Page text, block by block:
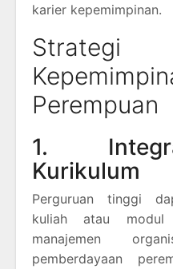
karier kepemimpinan.
Strategi
Perempuan
1.
Kurikulum
Perguruan tinggi
kuliah atau modul
manajemen
pemberdayaan